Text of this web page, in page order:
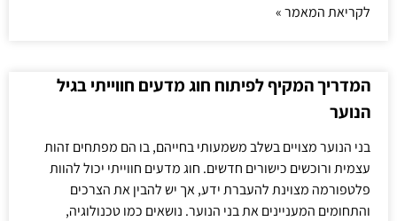
לקריאת המאמר »
המדריך המקיף לפיתוח חוג מדעים חווייתי בגיל
הנוער
בני הנוער מצויים בשלב משמעותי בחייהם, בו הם מפתחים זהות
עצמית ורוכשים כישורים חדשים. חוג מדעים חווייתי יכול להוות
פלטפורמה מצוינת להעברת ידע, אך יש להבין את הצרכים
והתחומים המעניינים את בני הנוער. נושאים כמו טכנולוגיה,